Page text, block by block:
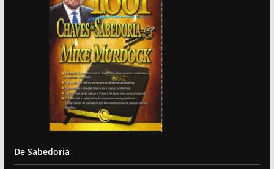
De Sabedoria